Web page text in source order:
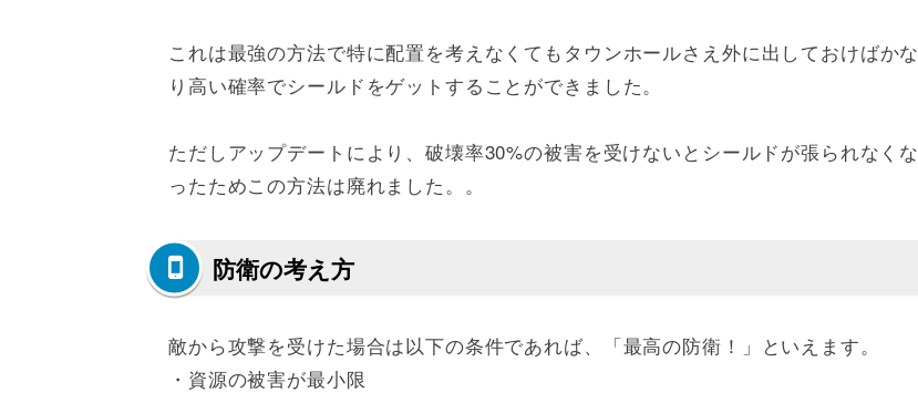
これは最強の方法で特に配置を考えなくてもタウンホールさえ外に出しておけばかな
り高い確率でシールドをゲットすることができました。
ただしアップデートにより、破壊率30%の被害を受けないとシールドが張られなくな
ったためこの方法は廃れました。。
防衛の考え方
敵から攻撃を受けた場合は以下の条件であれば、「最高の防衛！」といえます。
・資源の被害が最小限